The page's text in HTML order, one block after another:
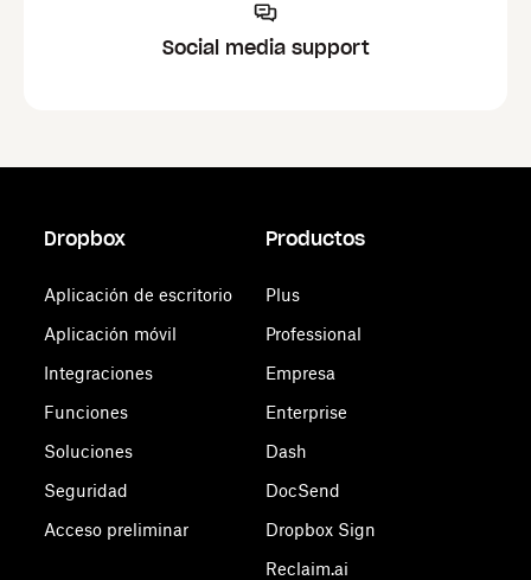
Social media support
Dropbox
Aplicación de escritorio
Aplicación móvil
Integraciones
Funciones
Soluciones
Seguridad
Acceso preliminar
Productos
Plus
Professional
Empresa
Enterprise
Dash
DocSend
Dropbox Sign
Reclaim.ai